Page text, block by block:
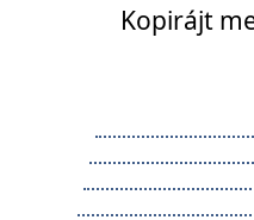
Kopirájt